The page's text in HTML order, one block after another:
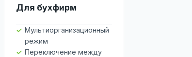
Для бухфирм
Мультиорганизационный
режим
Переключение между